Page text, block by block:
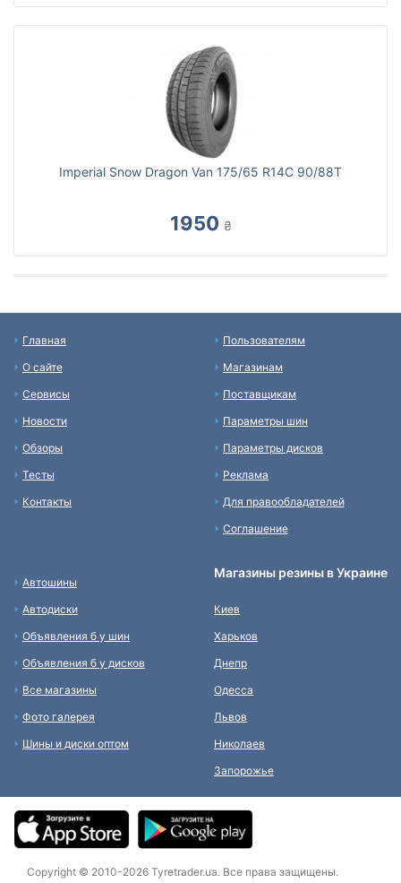
Imperial Snow Dragon Van 175/65 R14C 90/88T
1950 ₴
Главная
О сайте
Сервисы
Новости
Обзоры
Тесты
Контакты
Пользователям
Магазинам
Поставщикам
Параметры шин
Параметры дисков
Реклама
Для правообладателей
Соглашение
Автошины
Автодиски
Объявления б у шин
Объявления б у дисков
Все магазины
Фото галерея
Шины и диски оптом
Магазины резины в Украине
Киев
Харьков
Днепр
Одесса
Львов
Николаев
Запорожье
Copyright © 2010-2026 Tyretrader.ua. Все права защищены.